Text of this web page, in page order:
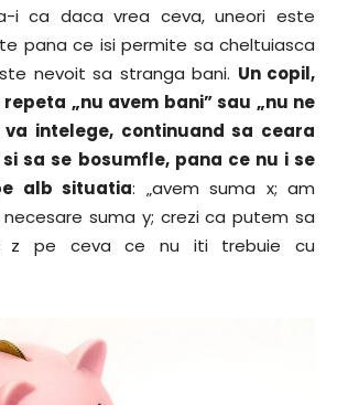
i ca daca vrea ceva, uneori este
pana ce isi permite sa cheltuiasca
nevoit sa stranga bani. Un copil,
„nu avem bani” sau „nu ne
va intelege, continuand sa ceara
sa se bosumfle, pana ce nu i se
alb situatia: „avem suma x; am
suma y; crezi ca putem sa
z pe ceva ce nu iti trebuie cu